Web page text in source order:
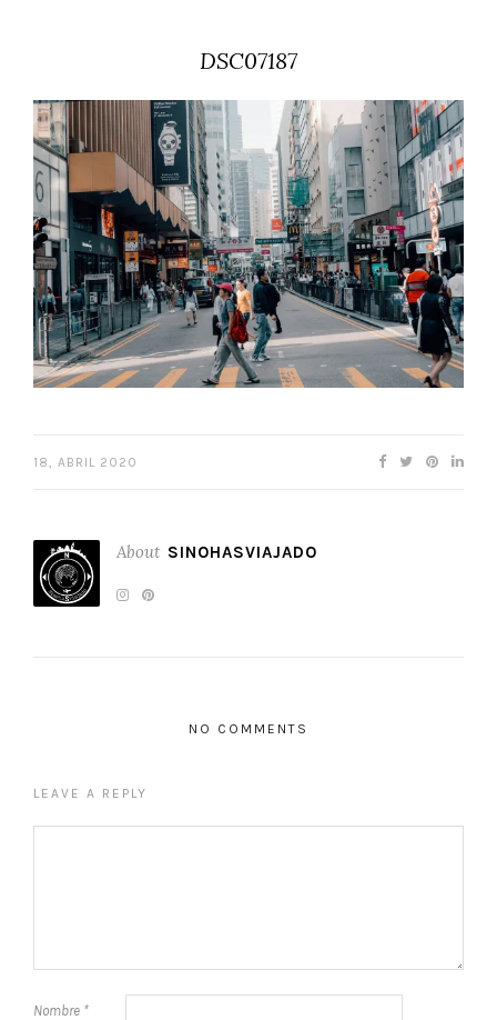
DSC07187
18, ABRIL 2020
About SINOHASVIAJADO
NO COMMENTS
LEAVE A REPLY
Nombre *